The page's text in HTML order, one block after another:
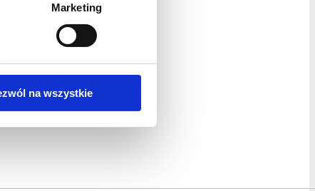
Marketing
na wszystkie